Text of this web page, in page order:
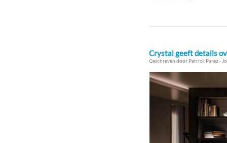
Crystal geeft details
Geschreven door Patrick Parez -